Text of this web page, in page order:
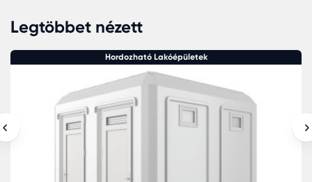
Legtöbbet nézett
Hordozható Lakóépületek